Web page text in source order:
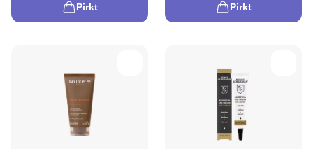
Pirkt Pirkt